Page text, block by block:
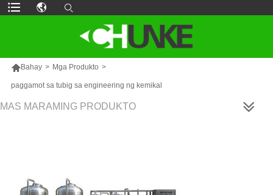
Bahay > Mga Produkto >
paggamot sa tubig sa engineering ng kemikal
MAS MARAMING PRODUKTO